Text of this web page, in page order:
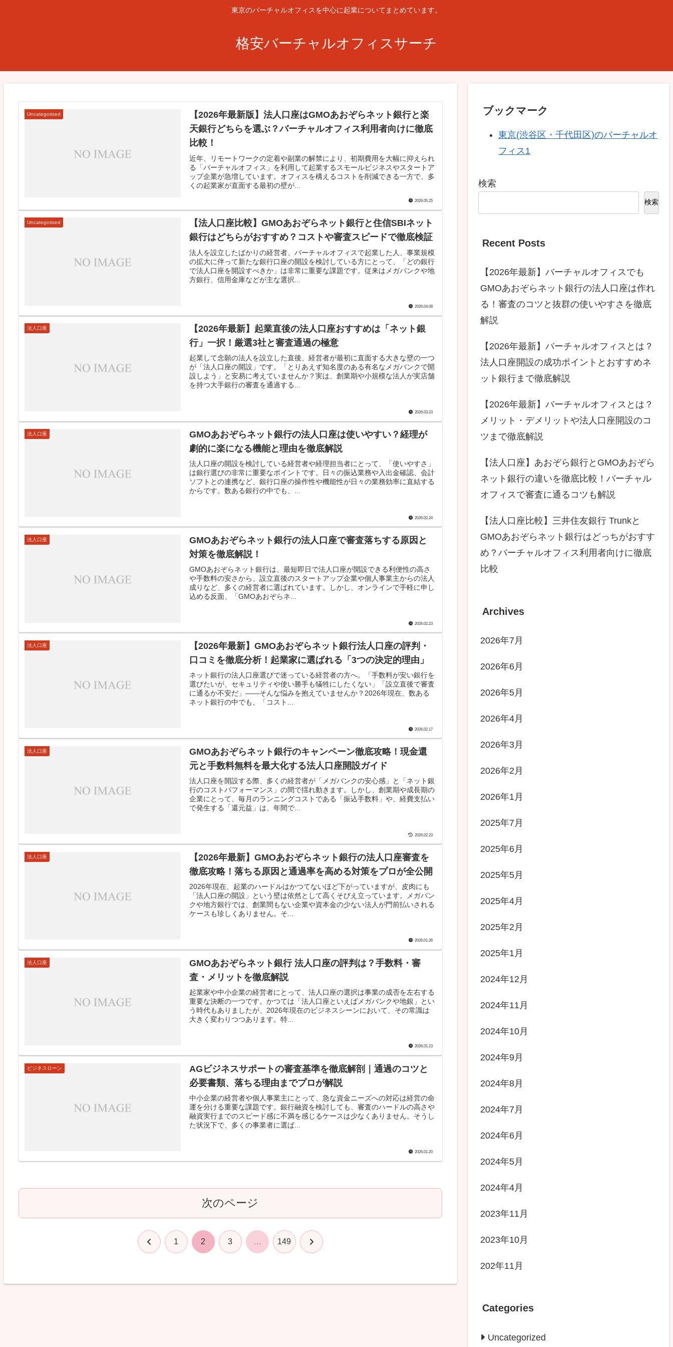
東京のバーチャルオフィスを中心に起業についてまとめています。
格安バーチャルオフィスサーチ
Uncategorized
【2026年最新版】法人口座はGMOあおぞらネット銀行と楽
天銀行どちらを選ぶ？バーチャルオフィス利用者向けに徹底
比較！
近年、リモートワークの定着や副業の解禁により、初期費用を大幅に抑えられ
る「バーチャルオフィス」を利用して起業するスモールビジネスやスタートア
ップ企業が急増しています。オフィスを構えるコストを削減できる一方で、多
くの起業家が直面する最初の壁が...
2026.05.25
Uncategorized
【法人口座比較】GMOあおぞらネット銀行と住信SBIネット
銀行はどちらがおすすめ？コストや審査スピードで徹底検証
法人を設立したばかりの経営者、バーチャルオフィスで起業した人、事業規模
の拡大に伴って新たな銀行口座の開設を検討している方にとって、「どの銀行
で法人口座を開設すべきか」は非常に重要な課題です。従来はメガバンクや地
方銀行、信用金庫などが主な選択...
2026.04.08
法人口座
【2026年最新】起業直後の法人口座おすすめは「ネット銀
行」一択！厳選3社と審査通過の極意
起業して念願の法人を設立した直後、経営者が最初に直面する大きな壁の一つ
が「法人口座の開設」です。「とりあえず知名度のある有名なメガバンクで開
設しよう」と安易に考えていませんか？実は、創業期や小規模な法人が実店舗
を持つ大手銀行の審査を通過する...
2026.03.23
法人口座
GMOあおぞらネット銀行の法人口座は使いやすい？経理が
劇的に楽になる機能と理由を徹底解説
法人口座の開設を検討している経営者や経理担当者にとって、「使いやすさ」
は銀行選びの非常に重要なポイントです。日々の振込業務や入出金確認、会計
ソフトとの連携など、銀行口座の操作性や機能性が日々の業務効率に直結する
からです。数ある銀行の中でも、...
2026.02.24
法人口座
GMOあおぞらネット銀行の法人口座で審査落ちする原因と
対策を徹底解説！
GMOあおぞらネット銀行は、最短即日で法人口座が開設できる利便性の高さ
や手数料の安さから、設立直後のスタートアップ企業や個人事業主からの法人
成りなど、多くの経営者に選ばれています。しかし、オンラインで手軽に申し
込める反面、「GMOあおぞらネ...
2026.02.23
法人口座
【2026年最新】GMOあおぞらネット銀行法人口座の評判・
口コミを徹底分析！起業家に選ばれる「3つの決定的理由」
ネット銀行の法人口座選びで迷っている経営者の方へ。「手数料が安い銀行を
選びたいが、セキュリティや使い勝手も犠牲にしたくない」「設立直後で審査
に通るか不安だ」——そんな悩みを抱えていませんか？2026年現在、数ある
ネット銀行の中でも、「コスト...
2026.02.17
法人口座
GMOあおぞらネット銀行のキャンペーン徹底攻略！現金還
元と手数料無料を最大化する法人口座開設ガイド
法人口座を開設する際、多くの経営者が「メガバンクの安心感」と「ネット銀
行のコストパフォーマンス」の間で揺れ動きます。しかし、創業期や成長期の
企業にとって、毎月のランニングコストである「振込手数料」や、経費支払い
で発生する「還元益」は、年間で...
2026.02.23
法人口座
【2026年最新】GMOあおぞらネット銀行の法人口座審査を
徹底攻略！落ちる原因と通過率を高める対策をプロが全公開
2026年現在、起業のハードルはかつてないほど下がっていますが、皮肉にも
「法人口座の開設」という壁は依然として高くそびえ立っています。メガバン
クや地方銀行では、創業間もない企業や資本金の少ない法人が門前払いされる
ケースも珍しくありません。そ...
2026.01.26
法人口座
GMOあおぞらネット銀行 法人口座の評判は？手数料・審
査・メリットを徹底解説
起業家や中小企業の経営者にとって、法人口座の選択は事業の成否を左右する
重要な決断の一つです。かつては「法人口座といえばメガバンクや地銀」とい
う時代もありましたが、2026年現在のビジネスシーンにおいて、その常識は
大きく変わりつつあります。特...
2026.01.23
ビジネスローン
AGビジネスサポートの審査基準を徹底解剖｜通過のコツと
必要書類、落ちる理由までプロが解説
中小企業の経営者や個人事業主にとって、急な資金ニーズへの対応は経営の命
運を分ける重要な課題です。銀行融資を検討しても、審査のハードルの高さや
融資実行までのスピード感に不満を感じるケースは少なくありません。そうし
た状況下で、多くの事業者に選ば...
2026.01.20
次のページ
前 1 2 3 … 149 次
ブックマーク
東京(渋谷区・千代田区)のバーチャルオ
フィス1
検索
検索
Recent Posts
【2026年最新】バーチャルオフィスでも
GMOあおぞらネット銀行の法人口座は作れ
る！審査のコツと抜群の使いやすさを徹底
解説
【2026年最新】バーチャルオフィスとは？
法人口座開設の成功ポイントとおすすめネ
ット銀行まで徹底解説
【2026年最新】バーチャルオフィスとは？
メリット・デメリットや法人口座開設のコ
ツまで徹底解説
【法人口座】あおぞら銀行とGMOあおぞら
ネット銀行の違いを徹底比較！バーチャル
オフィスで審査に通るコツも解説
【法人口座比較】三井住友銀行 Trunkと
GMOあおぞらネット銀行はどっちがおすす
め？バーチャルオフィス利用者向けに徹底
比較
Archives
2026年7月
2026年6月
2026年5月
2026年4月
2026年3月
2026年2月
2026年1月
2025年7月
2025年6月
2025年5月
2025年4月
2025年2月
2025年1月
2024年12月
2024年11月
2024年10月
2024年9月
2024年8月
2024年7月
2024年6月
2024年5月
2024年4月
2023年11月
2023年10月
202年11月
Categories
Uncategorized